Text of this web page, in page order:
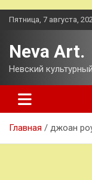
Перейти
Пятница, 7 августа,
Neva Art.
Невский
Главная джоан